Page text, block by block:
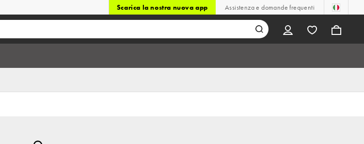
Scarica la nostra nuova app Assistenza e domande frequenti